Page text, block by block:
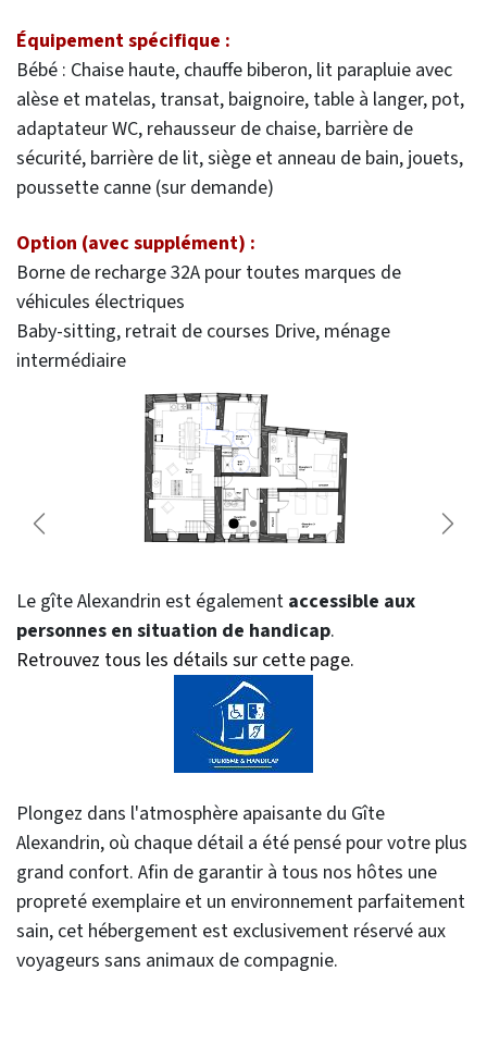
Équipement spécifique :
Bébé : Chaise haute, chauffe biberon, lit parapluie avec
alèse et matelas, transat, baignoire, table à langer, pot,
adaptateur WC, rehausseur de chaise, barrière de
sécurité, barrière de lit, siège et anneau de bain, jouets,
poussette canne (sur demande)
Option (avec supplément) :
Borne de recharge 32A pour toutes marques de
véhicules électriques
Baby-sitting, retrait de courses Drive, ménage
intermédiaire
Précédent
Le gîte Alexandrin est également accessible aux
personnes en situation de handicap.
Retrouvez tous les détails sur cette page.
Plongez dans l'atmosphère apaisante du Gîte
Alexandrin, où chaque détail a été pensé pour votre plus
grand confort. Afin de garantir à tous nos hôtes une
propreté exemplaire et un environnement parfaitement
sain, cet hébergement est exclusivement réservé aux
voyageurs sans animaux de compagnie.